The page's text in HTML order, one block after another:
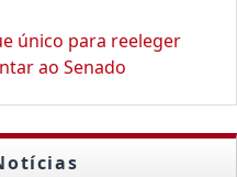
único para reeleger
ao Senado